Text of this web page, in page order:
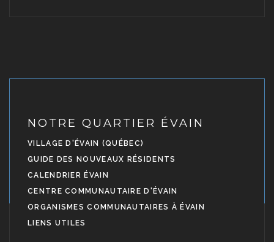
NOTRE QUARTIER ÉVAIN
VILLAGE D'ÉVAIN (QUÉBEC)
GUIDE DES NOUVEAUX RÉSIDENTS
CALENDRIER ÉVAIN
CENTRE COMMUNAUTAIRE D'ÉVAIN
ORGANISMES COMMUNAUTAIRES À ÉVAIN
LIENS UTILES